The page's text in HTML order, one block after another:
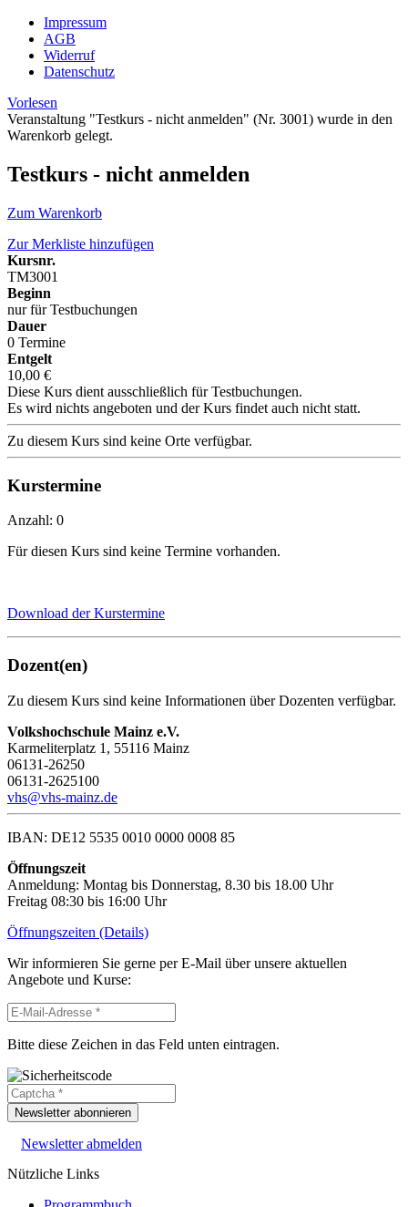
Impressum
AGB
Widerruf
Datenschutz
Vorlesen
Veranstaltung "Testkurs - nicht anmelden" (Nr. 3001) wurde in den
Warenkorb gelegt.
Testkurs - nicht anmelden
Zum Warenkorb
Zur Merkliste hinzufügen
Kursnr.
TM3001
Beginn
nur für Testbuchungen
Dauer
0 Termine
Entgelt
10,00 €
Diese Kurs dient ausschließlich für Testbuchungen.
Es wird nichts angeboten und der Kurs findet auch nicht statt.
Zu diesem Kurs sind keine Orte verfügbar.
Kurstermine
Anzahl: 0
Für diesen Kurs sind keine Termine vorhanden.
Download der Kurstermine
Dozent(en)
Zu diesem Kurs sind keine Informationen über Dozenten verfügbar.
Volkshochschule Mainz e.V.
Karmeliterplatz 1, 55116 Mainz
06131-26250
06131-2625100
vhs@vhs-mainz.de
IBAN: DE12 5535 0010 0000 0008 85
Öffnungszeit
Anmeldung: Montag bis Donnerstag, 8.30 bis 18.00 Uhr
Freitag 08:30 bis 16:00 Uhr
Öffnungszeiten (Details)
Wir informieren Sie gerne per E-Mail über unsere aktuellen
Angebote und Kurse:
Bitte diese Zeichen in das Feld unten eintragen.
Newsletter abonnieren
Newsletter abmelden
Nützliche Links